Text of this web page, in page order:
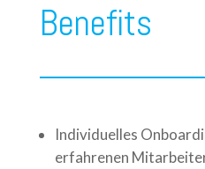
Benefits
Individuelles
erfahrenen